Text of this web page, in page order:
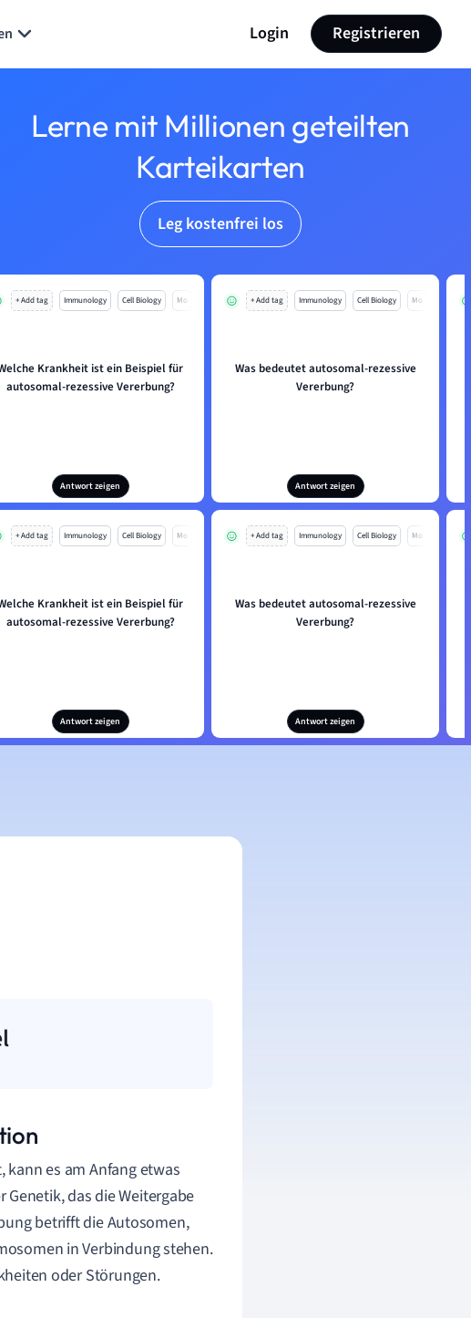
Login Registrieren
Lerne mit Millionen geteilten
Karteikarten
Leg kostenfrei los
+ Add tag Immunology Cell Biology Mo
Krankheit ist ein Beispiel für
autosomal-rezessive Vererbung?
Antwort zeigen
+ Add tag Immunology Cell Biology Mo
Was bedeutet autosomal-rezessive
Vererbung?
Antwort zeigen
+ Add tag Immunology Cell Biology Mo
Krankheit ist ein Beispiel für
autosomal-rezessive Vererbung?
Antwort zeigen
+ Add tag Immunology Cell Biology Mo
Was bedeutet autosomal-rezessive
Vererbung?
Antwort zeigen
kann es am Anfang etwas
das die Weitergabe
betrifft die Autosomen,
in Verbindung stehen.
oder Störungen.